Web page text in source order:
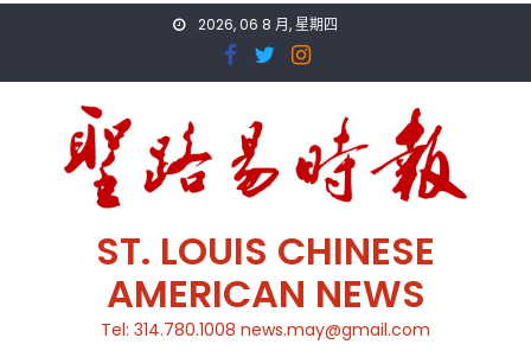
2026, 06 8 月, 星期四
ST. LOUIS CHINESE
AMERICAN NEWS
Tel: 314.780.1008 news.may@gmail.com